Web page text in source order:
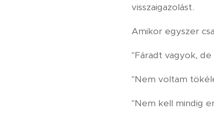
visszaigazolást.
Amikor egyszer
"Fáradt vagyok,
"Nem voltam
"Nem kell mindig